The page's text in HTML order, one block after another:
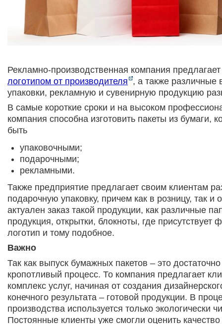
Рекламно-производственная компания
логотипом от производителя , а также различные
упаковки, рекламную и сувенирную продукцию
В самые короткие сроки и на высоком
компания способна изготовить пакеты из бумаги,
быть
упаковочными;
подарочными;
рекламными.
Также предприятие предлагает своим клиентам
подарочную упаковку, причем как в розницу, так и
актуален заказ такой продукции, как различные
продукция, открытки, блокноты, где присутствует
логотип и тому подобное.
Важно
Так как выпуск бумажных пакетов – это
кропотливый процесс. То компания предлагает
комплекс услуг, начиная от создания
конечного результата – готовой продукции. В
производства используется только экологически
Постоянные клиенты уже смогли оценить качество